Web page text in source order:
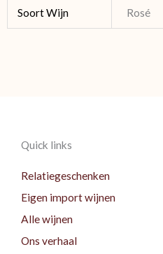
Soort Wijn Rosé
Quick links
Relatiegeschenken
Eigen import wijnen
Alle wijnen
Ons verhaal